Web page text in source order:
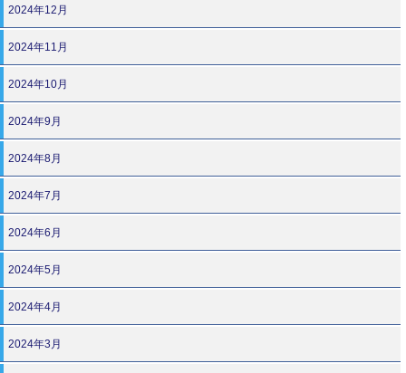
2024年12月
2024年11月
2024年10月
2024年9月
2024年8月
2024年7月
2024年6月
2024年5月
2024年4月
2024年3月